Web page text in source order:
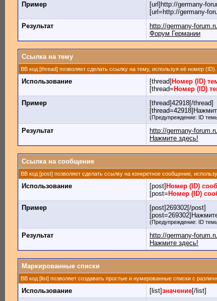
Пример
[url]http://germany-
[url=http://germany-
Результат
http://germany-
Форум Германии
Ссылка на тему
BB код [thread] позволяет сделать ссылку на тему, используя её номер
Использование [thread] Номер (ID)
[thread= Номер (ID)
Пример
[thread]42918[/thread]
(Предупреждение: ID
Результат
http://germany-
Нажмите здесь!
Ссылка на сообщение
BB код [post] позволяет сделать ссылку на конкретное сообщение,
Использование [post] Номер (ID)
[post= Номер (ID)
Пример
[post]269302[/post]
(Предупреждение: ID
Результат
http://germany-
Нажмите здесь!
Маркированные списки
BB код [list] позволяет создавать простые и нумерованные списки с
Использование [list]значение[/list]